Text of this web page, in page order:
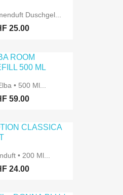
Duschgel...
25.00
• 500 Ml...
59.00
• 200 Ml...
24.00